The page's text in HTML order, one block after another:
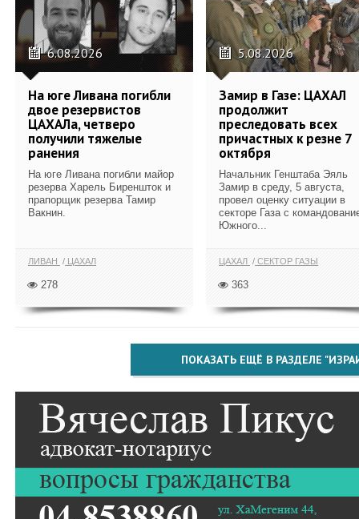
6.08.2026
На юге Ливана погибли
двое резервистов
ЦАХАЛа, четверо
получили тяжелые
ранения
На юге Ливана погибли майор
резерва Харель Биреншток и
прапорщик резерва Тамир
Вакнин.
ЛИВАН ЦАХАЛ
278
5.08.2026
Замир в Газе: ЦАХАЛ
продолжит
преследовать всех
причастных к резне 7
октября
Начальник Генштаба Эяль
Замир в среду, 5 августа,
провел оценку ситуации в
секторе Газа с
Южного...
ЦАХАЛ СЕКТОР ГАЗЫ
363
ПОКАЗАТЬ ЕЩЁ В РАЗДЕЛЕ